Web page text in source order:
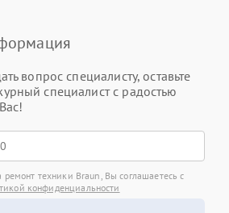
вопрос специалисту, оставьте
специалист с радостью
ремонт техники Braun, Вы соглашаетесь с
конфиденциальности